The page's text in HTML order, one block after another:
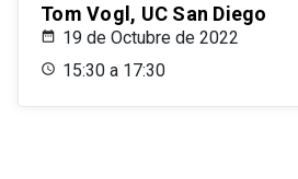
Tom Vogl, UC San Diego
19 de Octubre de 2022
15:30 a 17:30